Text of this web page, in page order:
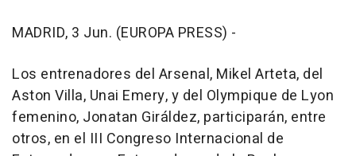
MADRID, 3 Jun. (EUROPA PRESS) -
Los entrenadores del Arsenal, Mikel Arteta, del
Aston Villa, Unai Emery, y del Olympique de Lyon
femenino, Jonatan Giráldez, participarán, entre
otros, en el III Congreso Internacional de